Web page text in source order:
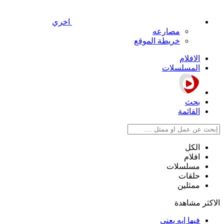
اخري
مصارعه
خريطة الموقع
الافلام
المسلسلات
بحث
القائمة
الكل
افلام
مسلسلات
حلقات
ممثلين
الاكثر مشاهدة
فيها إيه يعني